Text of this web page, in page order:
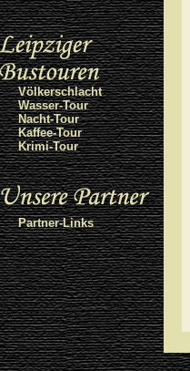
Völkerschlacht
Wasser-Tour
Nacht-Tour
Kaffee-Tour
Krimi-Tour
Partner-Links